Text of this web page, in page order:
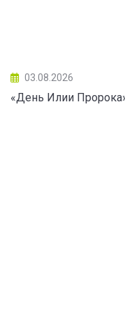
03.08.2026
«День Илии